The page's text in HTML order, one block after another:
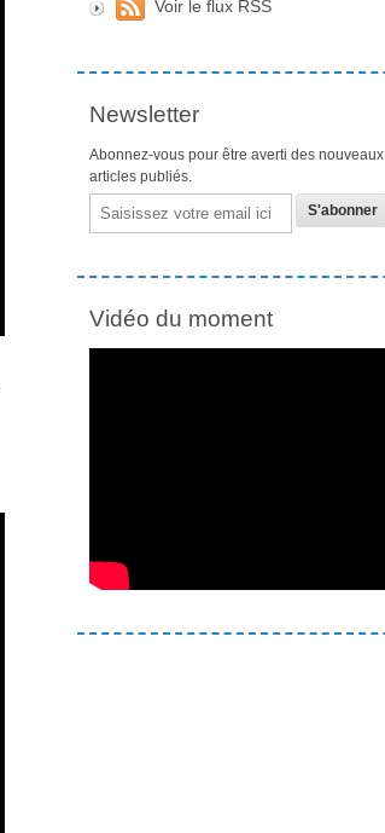
Voir le flux RSS
Newsletter
Abonnez-vous pour être averti des nouveaux
articles publiés.
Email
Vidéo du moment